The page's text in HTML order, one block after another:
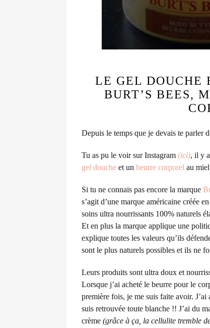
LE GEL DOUCHE
BURT’S BEES,
Depuis le temps que je devais te parler
Tu as pu le voir sur Instagram (ici), il y
gel douche et un beurre corporel au
Si tu ne connais pas encore la marque
s’agit d’une marque américaine créée
soins ultra nourrissants 100% naturels
Et en plus la marque applique une
explique toutes les valeurs qu’ils
sont le plus naturels possibles et ils ne
Leurs produits sont ultra doux et
Lorsque j’ai acheté le beurre pour le
première fois, je me suis faite avoir.
suis retrouvée toute blanche !! J’ai du
crème (grâce à ça, la cellulite tremble